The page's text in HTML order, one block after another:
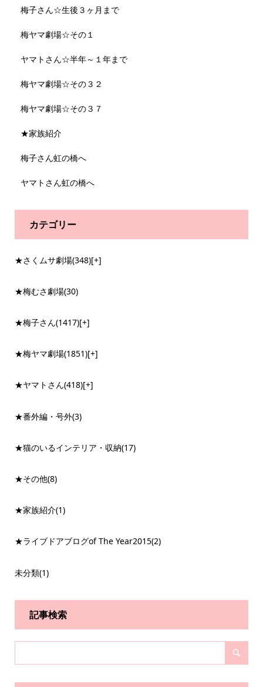
梅子さん☆生後３ヶ月まで
梅ヤマ劇場☆その１
ヤマトさん☆半年～１年まで
梅ヤマ劇場☆その３２
梅ヤマ劇場☆その３７
★家族紹介
梅子さん虹の橋へ
ヤマトさん虹の橋へ
カテゴリー
★さくムサ劇場(348)[+]
★梅むさ劇場(30)
★梅子さん(1417)[+]
★梅ヤマ劇場(1851)[+]
★ヤマトさん(418)[+]
★番外編・号外(3)
★猫のいるインテリア・収納(17)
★その他(8)
★家族紹介(1)
★ライブドアブログof The Year2015(2)
未分類(1)
記事検索